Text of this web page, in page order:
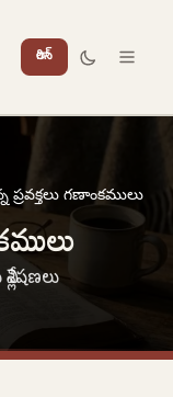
లాగిన్
ప్రవక్తలు గణాంకములు